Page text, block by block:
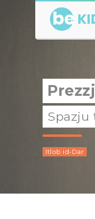
Spazju
Itlob id-Dar